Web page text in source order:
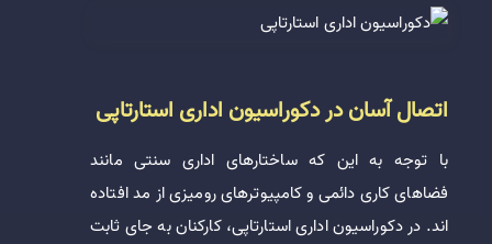
اتصال آسان در دکوراسیون اداری استارتاپی
با توجه به این که ساختارهای اداری سنتی مانند
فضاهای کاری دائمی و کامپیوترهای رومیزی از مد افتاده
اند. در دکوراسیون اداری استارتاپی، کارکنان به جای ثابت